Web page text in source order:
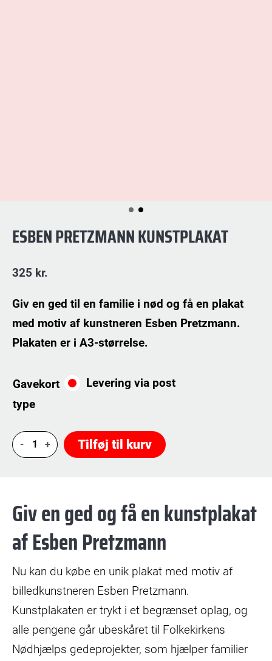
ESBEN PRETZMANN KUNSTPLAKAT
325 kr.
Giv en ged til en familie i nød og få en plakat
med motiv af kunstneren Esben Pretzmann.
Plakaten er i A3-størrelse.
Gavekort
type
Levering via post
Esben
Pretzmann
Tilføj til kurv
Giv en ged og få en kunstplakat
af Esben Pretzmann
Nu kan du købe en unik plakat med motiv af
billedkunstneren Esben Pretzmann.
Kunstplakaten er trykt i et begrænset oplag, og
alle pengene går ubeskåret til Folkekirkens
Nødhjælps gedeprojekter, som hjælper familier